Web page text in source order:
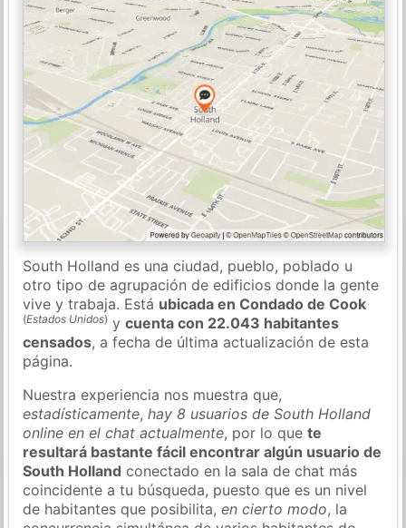
South Holland es una ciudad, pueblo, poblado u
otro tipo de agrupación de edificios donde la gente
vive y trabaja. Está ubicada en Condado de Cook
(Estados Unidos) ycuenta con 22.043 habitantes
censados, a fecha de última actualización de esta
página.
Nuestra experiencia nos muestra que,
estadísticamente,hay 8 usuarios de South Holland
online en el chat actualmente, por lo quete
resultará bastante fácil encontrar algún usuario de
South Holland conectado en la sala de chat más
coincidente a tu búsqueda, puesto que es un nivel
de habitantes que posibilita,en cierto modo, la